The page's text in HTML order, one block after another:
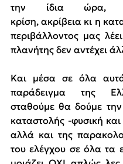
την ίδια ώρα,
κρίση, ακρίβεια κι η
περιβάλλοντος μας
πλανήτης δεν αντέχει
Και μέσα σε όλα
παράδειγμα της
σταθούμε θα δούμε
καταστολής -φυσική και
αλλά και της
του ελέγχου σε όλα τα